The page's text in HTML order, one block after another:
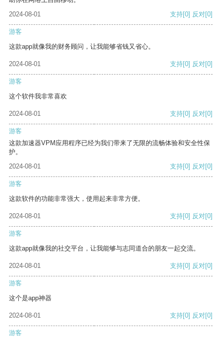
2024-08-01
支持[0] 反对[0]
游客
这款app就像我的财务顾问，让我能够省钱又省心。
2024-08-01 支持[0] 反对[0]
游客
这个软件我非常喜欢
2024-08-01 支持[0] 反对[0]
游客
这款加速器VPM应用程序已经为我们带来了无限的流畅体验和安全性保
护。
2024-08-01
支持[0] 反对[0]
游客
这款软件的功能非常强大，使用起来非常方便。
2024-08-01 支持[0] 反对[0]
游客
这款app就像我的社交平台，让我能够与志同道合的朋友一起交流。
2024-08-01 支持[0] 反对[0]
游客
这个是app神器
2024-08-01 支持[0] 反对[0]
游客